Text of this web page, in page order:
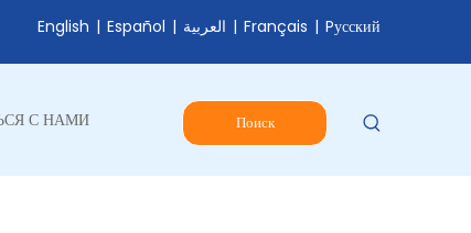
English | Español | العربية | Français | Pусский
С НАМИ Поиск